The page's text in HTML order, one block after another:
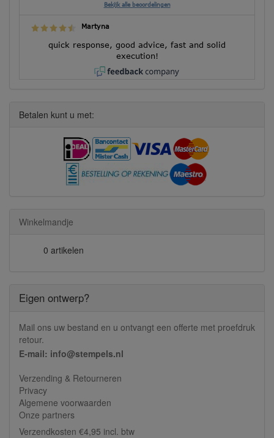
Bekijk alle beoordelingen
Martyna
quick response, good advice, fast and solid
execution!
Betalen kunt u met:
Winkelmandje
0 artikelen
Eigen ontwerp?
Mail ons uw bestand en u ontvangt een offerte met proefdruk
retour.
E-mail: info@stempels.nl
Verzending & Retourneren
Privacy
Algemene voorwaarden
Onze partners
Verzendkosten €4,95 incl. btw